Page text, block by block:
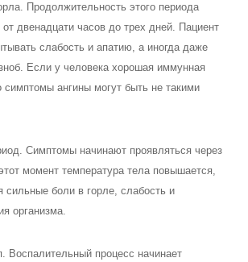
Продолжительность этого периода
от двенадцати часов до трех дней. Пациент
слабость и апатию, а иногда даже
Если у человека хорошая иммунная
симптомы ангины могут быть не такими
Симптомы начинают проявляться через
момент температура тела повышается,
сильные боли в горле, слабость и
организма.
Воспалительный процесс начинает